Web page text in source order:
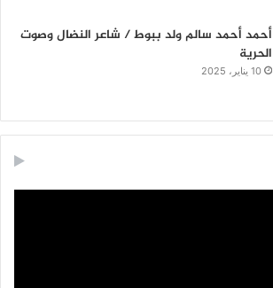
أحمد أحمد سالم ولد ببوط / شاعر النضال وصوت
الحرية
10 يناير، 2025